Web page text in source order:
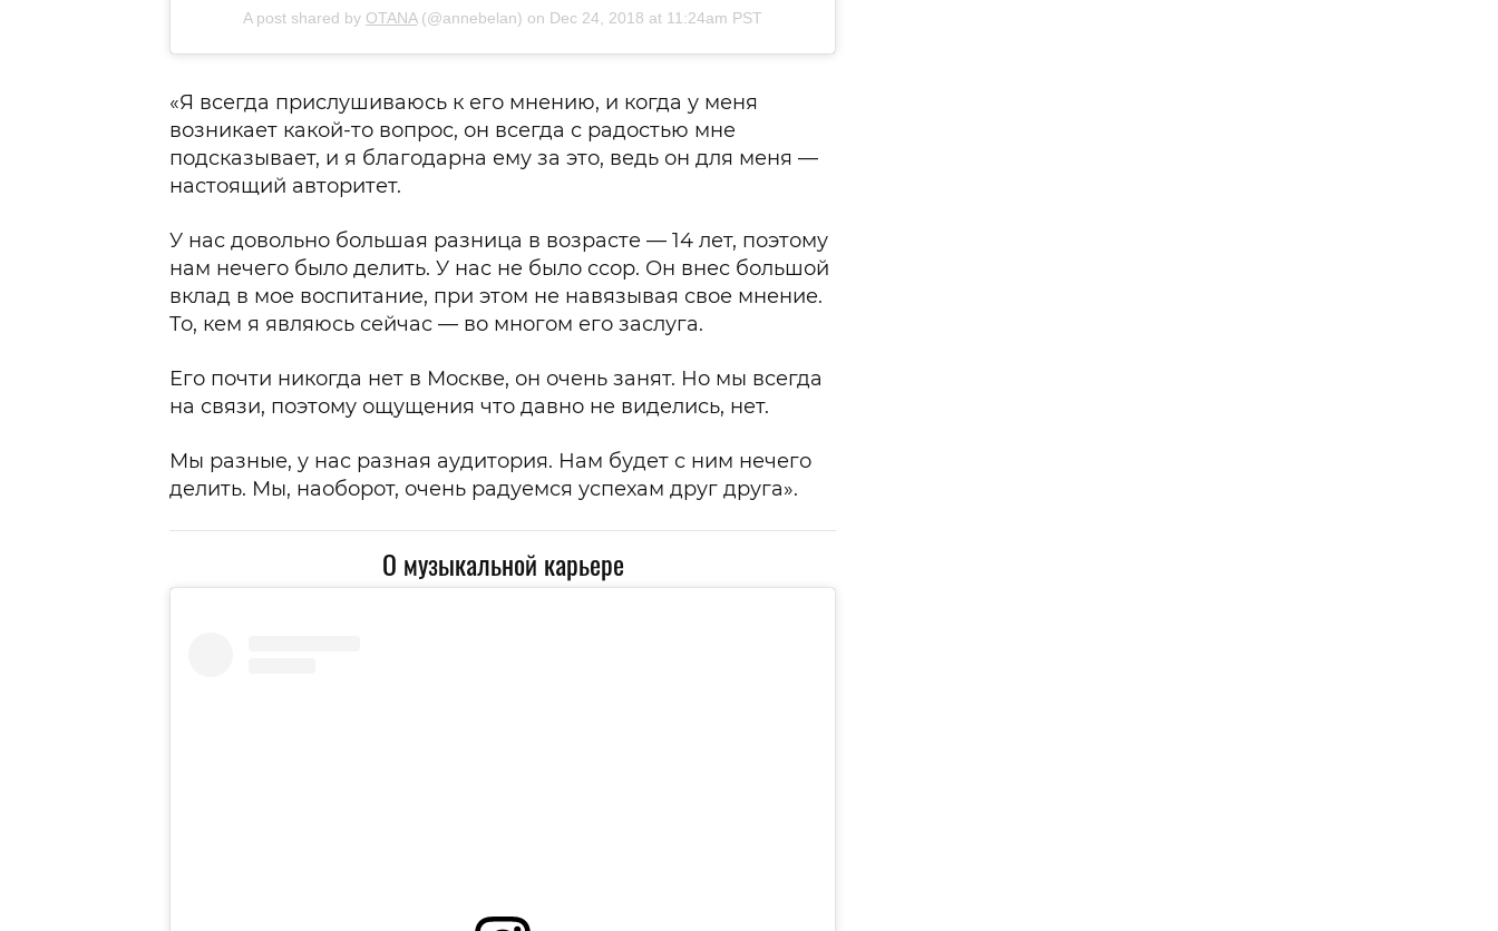
A post shared by OTANA(@annebelan) on Dec 24, 2018 at 11:24am PST
«Я всегда прислушиваюсь к его мнению, и когда у меня
возникает какой-то вопрос, он всегда с радостью мне
подсказывает, и я благодарна ему за это, ведь он для меня —
настоящий авторитет.
У нас довольно большая разница в возрасте — 14 лет, поэтому
нам нечего было делить. У нас не было ссор. Он внес большой
вклад в мое воспитание, при этом не навязывая свое мнение.
То, кем я являюсь сейчас — во многом его заслуга.
Его почти никогда нет в Москве, он очень занят. Но мы всегда
на связи, поэтому ощущения что давно не виделись, нет.
Мы разные, у нас разная аудитория. Нам будет с ним нечего
делить. Мы, наоборот, очень радуемся успехам друг друга».
О музыкальной карьере